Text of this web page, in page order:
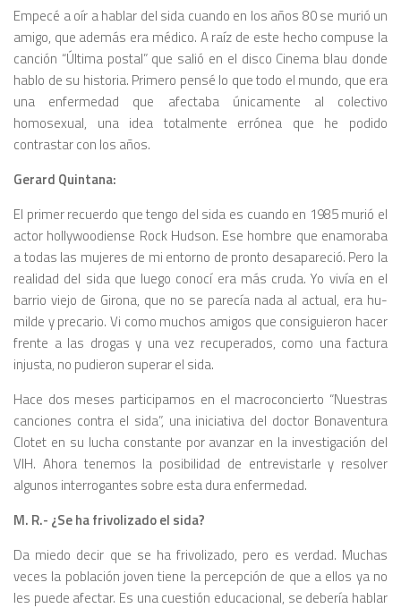
Empecé a oír a hablar del sida cuando en los años 80 se murió un
amigo, que además era médico. A raíz de este hecho compuse la
can­ción “Última postal” que salió en el disco Cinema blau donde
hablo de su historia. Primero pensé lo que todo el mundo, que era
una enfermedad que afectaba únicamente al colecti­vo
homosexual, una idea totalmente errónea que he podido
contrastar con los años.
Gerard Quintana:
El primer recuerdo que tengo del sida es cuando en 1985 murió el
actor hollywoodiense Rock Hudson. Ese hombre que enamoraba
a todas las mujeres de mi entorno de pronto desapareció. Pero la
realidad del sida que luego conocí era más cruda. Yo vivía en el
barrio viejo de Girona, que no se parecía nada al actual, era hu­
milde y precario. Vi como muchos amigos que consiguieron hacer
frente a las drogas y una vez recupe­rados, como una factura
injusta, no pudieron superar el sida.
Hace dos meses participamos en el macroconcierto “Nuestras
can­ciones contra el sida”, una iniciativa del doctor Bonaventura
Clotet en su lucha constante por avanzar en la in­vestigación del
VIH. Ahora tenemos la posibilidad de entrevistarle y re­solver
algunos interrogantes sobre esta dura enfermedad.
M. R.- ¿Se ha frivolizado el sida?
Da miedo decir que se ha frivoli­zado, pero es verdad. Muchas
veces la población joven tiene la percepción de que a ellos ya no
les puede afec­tar. Es una cuestión educacional, se debería hablar